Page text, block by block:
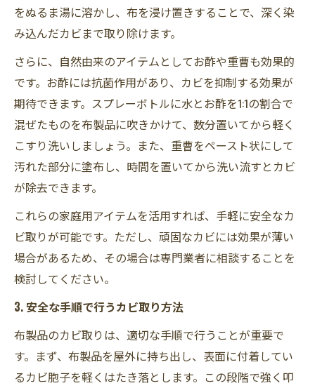
をぬるま湯に溶かし、布を浸け置きすることで、深く染
み込んだカビまで取り除けます。
さらに、自然由来のアイテムとしてお酢や重曹も効果的
です。お酢には抗菌作用があり、カビを抑制する効果が
期待できます。スプレーボトルに水とお酢を1:1の割合で
混ぜたものを布製品に吹きかけて、数分置いてから軽く
こすり洗いしましょう。また、重曹をペースト状にして
汚れた部分に塗布し、時間を置いてから洗い流すとカビ
が除去できます。
これらの家庭用アイテムを活用すれば、手軽に安全なカ
ビ取りが可能です。ただし、頑固なカビには効果が薄い
場合があるため、その場合は専門業者に相談することを
検討してください。
3. 安全な手順で行うカビ取り方法
布製品のカビ取りは、適切な手順で行うことが重要で
す。まず、布製品を屋外に持ち出し、表面に付着してい
るカビ胞子を軽くはたき落とします。この段階で強く叩